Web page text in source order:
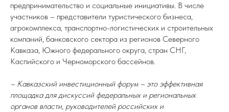
предпринимательство и социальные инициативы. В числе
участников – представители туристического бизнеса,
агрокомплекса, транспортно-логистических и строительных
компаний, банковского сектора из регионов Северного
Кавказа, Южного федерального округа, стран СНГ,
Каспийского и Черноморского бассейнов.
– Кавказский инвестиционный форум – это эффективная
площадка для дискуссий федеральных и региональных
органов власти, руководителей российских и